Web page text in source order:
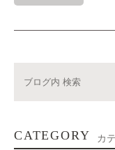
CATEGORY カ